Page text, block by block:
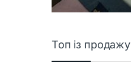
Топ із продажу